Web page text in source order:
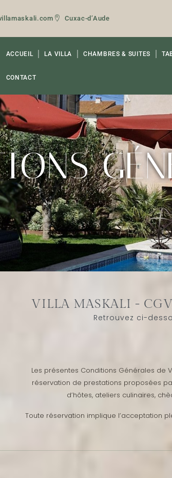
Cuxac-d’Aude
ACCUEIL LA VILLA CHAMBRES & SUITES
CONTACT
VILLA MASKALI -
Retrouvez ci-
Les présentes Conditions Générales
réservation de prestations proposées
d’hôtes, ateliers culinaires,
Toute réservation implique l’acceptation